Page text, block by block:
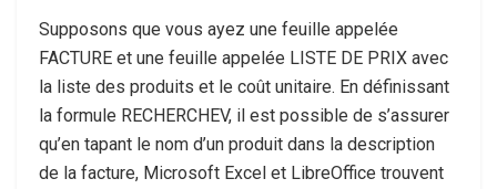
Supposons que vous ayez une feuille appelée
FACTURE et une feuille appelée LISTE DE PRIX avec
la liste des produits et le coût unitaire. En définissant
la formule RECHERCHEV, il est possible de s’assurer
qu’en tapant le nom d’un produit dans la description
de la facture, Microsoft Excel et LibreOffice trouvent